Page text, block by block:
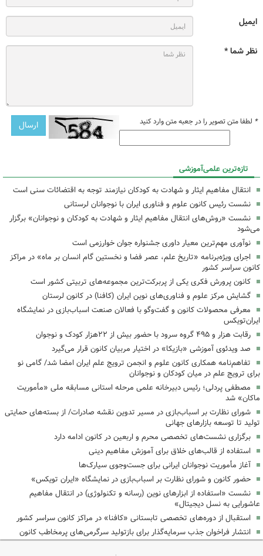
ایمیل
نظر شما *
* لطفا متن تصویر را در جعبه متن وارد کنید
تازه‌ترین علمی‌آموزشی
انتقال مفاهیم ایثار و شهادت به کودکان نیازمند توجه به اقتضائات سنی است
نشست رئیس کانون علوم و فناوری ایران با نوجوانان لرستانی
نشست «روش‌های انتقال مفاهیم ایثار و شهادت به کودکان و نوجوانان» برگزار
می‌شود
نوآوری مهم‌ترین معیار داوری جشنواره جوان خوارزمی است
اجرای ویژه‌برنامه «تاریخ علم، عصر فضا و نخستین گام انسان بر ماه» در مراکز
کانون سراسر کشور
کانون پرورش فکری یکی از پربرکت‌ترین مجموعه‌های تربیتی کشور است
گشایش مرکز علوم و فناوری‌های نوین ایران (کافنا) در کانون لرستان
معرفی محصولات کانون و گفت‌وگو با فعالان صنعت اسباب‌بازی در نمایشگاه
ایران‌تویکس
رقابت هزار و ۴۹۵ گروه سرود با حضور بیش از ۲۲هزار کودک و نوجوان
‌صد ویدئوی آموزشی «بازیکا» در اختیار مربیان کانون قرار می‌گیرد
تفاهم‌نامه همکاری کانون علوم و انجمن ترویج علم ایران امضا شد/ گامی نو
برای ترویج علم در میان کودکان و نوجوانان
مصطفی پردلی؛ رئیس دبیرخانه علمی مرحله استانی مسابقه ملی «مأموریت
ماکان» شد
شورای نظارت بر اسباب‌بازی در مسیر تدوین نقشه صادرات/ از بسته‌های حمایتی
تولید تا توسعه بازارهای جهانی
برگزاری نشست‌های تخصصی محرم و اربعین در کانون ادامه دارد
استفاده از قالب‌های خلاق برای آموزش مفاهیم دینی
آغاز مأموریت نوجوانان ایرانی برای جست‌وجوی سیارک‌ها
حضور کانون و شورای نظارت بر اسباب‌بازی در نمایشگاه «ایران تویکس»
نشست «استفاده از ابزارهای نوین (رسانه و تکنولوژی) در انتقال مفاهیم
عاشورایی به نسل دیجیتال»
استقبال از دوره‌های تخصصی تابستانی «کافنا» در مراکز کانون سراسر کشور
انتشار فراخوان جذب سرمایه‌گذار برای بازتولید سرگرمی‌های پرمخاطب کانون